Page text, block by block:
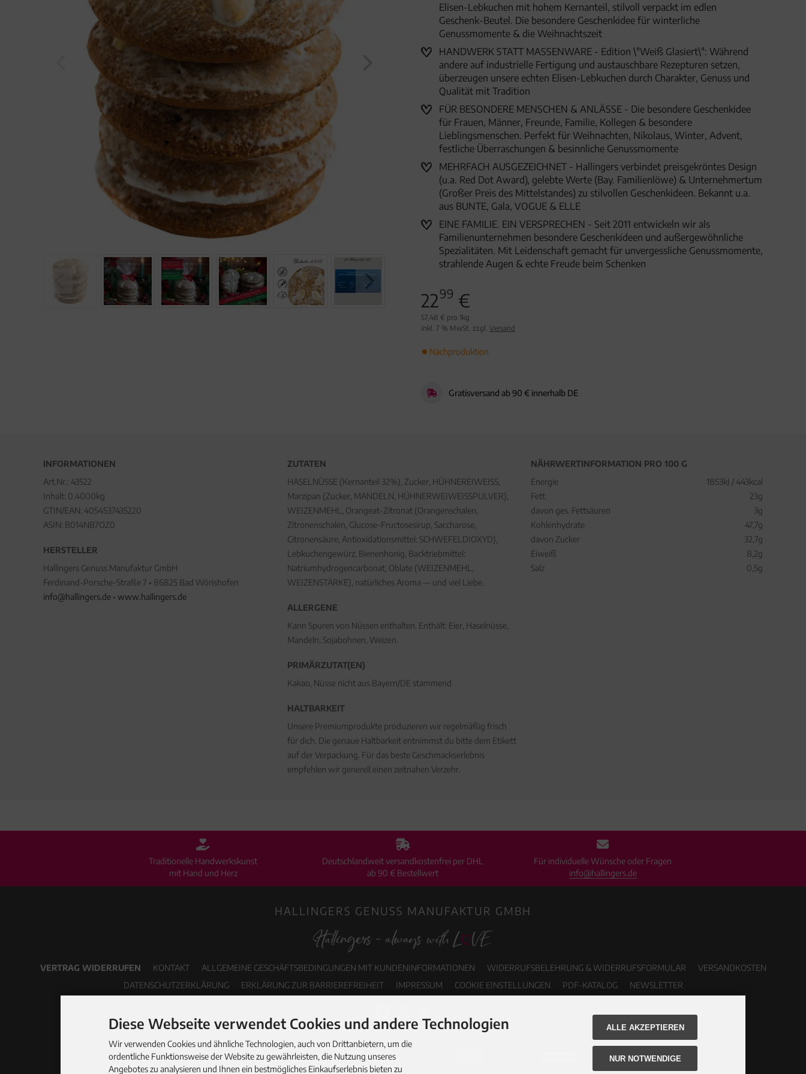
Elisen-Lebkuchen mit hohem Kernanteil, stilvoll verpackt im edlen
Geschenk-Beutel. Die besondere Geschenkidee für winterliche
Genussmomente & die Weihnachtszeit
HANDWERK STATT MASSENWARE - Edition \"Weiß Glasiert\": Während
andere auf industrielle Fertigung und austauschbare Rezepturen setzen,
überzeugen unsere echten Elisen-Lebkuchen durch Charakter, Genuss und
Qualität mit Tradition
FÜR BESONDERE MENSCHEN & ANLÄSSE - Die besondere Geschenkidee
für Frauen, Männer, Freunde, Familie, Kollegen & besondere
Lieblingsmenschen. Perfekt für Weihnachten, Nikolaus, Winter, Advent,
festliche Überraschungen & besinnliche Genussmomente
MEHRFACH AUSGEZEICHNET - Hallingers verbindet preisgekröntes Design
(u.a. Red Dot Award), gelebte Werte (Bay. Familienlöwe) & Unternehmertum
(Großer Preis des Mittelstandes) zu stilvollen Geschenkideen. Bekannt u.a.
aus BUNTE, Gala, VOGUE & ELLE
EINE FAMILIE. EIN VERSPRECHEN - Seit 2011 entwickeln wir als
Familienunternehmen besondere Geschenkideen und außergewöhnliche
Spezialitäten. Mit Leidenschaft gemacht für unvergessliche Genussmomente,
strahlende Augen & echte Freude beim Schenken
2299 €
57,48 € pro 1kg
inkl. 7 % MwSt. zzgl. Versand
Nachproduktion
Gratisversand ab 90 € innerhalb DE
INFORMATIONEN
Art.Nr.: 43522
Inhalt: 0.4000kg
GTIN/EAN: 4054537435220
ASIN: B014NB7OZ0
HERSTELLER
Hallingers Genuss Manufaktur GmbH
Ferdinand-Porsche-Straße 7 • 86825 Bad Wörishofen
info@hallingers.de • www.hallingers.de
ZUTATEN
HASELNÜSSE (Kernanteil 32%), Zucker, HÜHNEREIWEISS,
Marzipan (Zucker, MANDELN, HÜHNERWEIWEISSPULVER),
WEIZENMEHL, Orangeat-Zitronat (Orangenschalen,
Zitronenschalen, Glucose-Fructosesirup, Saccharose,
Citronensäure, Antioxidationsmittel: SCHWEFELDIOXYD),
Lebkuchengewürz, Bienenhonig, Backtriebmittel:
Natriumhydrogencarbonat, Oblate (WEIZENMEHL,
WEIZENSTÄRKE), natürliches Aroma — und viel Liebe.
ALLERGENE
Kann Spuren von Nüssen enthalten. Enthält: Eier, Haselnüsse,
Mandeln, Sojabohnen, Weizen.
PRIMÄRZUTAT(EN)
Kakao, Nüsse nicht aus Bayern/DE stammend
HALTBARKEIT
Unsere Premiumprodukte produzieren wir regelmäßig frisch
für dich. Die genaue Haltbarkeit entnimmst du bitte dem Etikett
auf der Verpackung. Für das beste Geschmackserlebnis
empfehlen wir generell einen zeitnahen Verzehr.
NÄHRWERTINFORMATION PRO 100 G
Energie
1853kJ / 443kcal
Fett
23g
davon ges. Fettsäuren
3g
Kohlenhydrate
47,7g
davon Zucker
32,7g
Eiweiß
8,2g
Salz
0,5g
Traditionelle Handwerkskunst
mit Hand und Herz
Deutschlandweit versandkostenfrei per DHL
ab 90 € Bestellwert
Für individuelle Wünsche oder Fragen
info@hallingers.de
HALLINGERS GENUSS MANUFAKTUR GMBH
VERTRAG WIDERRUFEN KONTAKT ALLGEMEINE GESCHÄFTSBEDINGUNGEN MIT KUNDENINFORMATIONEN WIDERRUFSBELEHRUNG & WIDERRUFSFORMULAR
VERSANDKOSTEN
DATENSCHUTZERKLÄRUNG
ERKLÄRUNG ZUR BARRIEREFREIHEIT IMPRESSUM COOKIE EINSTELLUNGEN PDF-KATALOG NEWSLETTER
Diese Webseite verwendet Cookies und andere Technologien
Wir verwenden Cookies und ähnliche Technologien, auch von Drittanbietern, um die
ordentliche Funktionsweise der Website zu gewährleisten, die Nutzung unseres
Angebotes zu analysieren und Ihnen ein bestmögliches Einkaufserlebnis bieten zu
ALLE AKZEPTIEREN
NUR NOTWENDIGE